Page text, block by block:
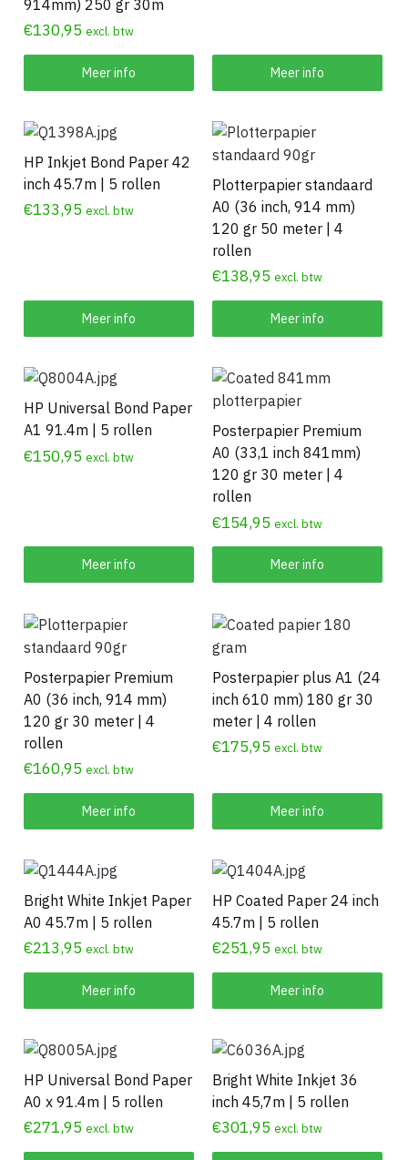
914mm) 250 gr 30m
€130,95 excl. btw
Meer info Meer info
HP Inkjet Bond Paper 42
inch 45.7m | 5 rollen
€133,95 excl. btw
Meer info
Plotterpapier standaard
A0 (36 inch, 914 mm)
120 gr 50 meter | 4
rollen
€138,95 excl. btw
Meer info
HP Universal Bond Paper
A1 91.4m | 5 rollen
€150,95 excl. btw
Meer info
Posterpapier Premium
A0 (33,1 inch 841mm)
120 gr 30 meter | 4
rollen
€154,95 excl. btw
Meer info
Posterpapier Premium
A0 (36 inch, 914 mm)
120 gr 30 meter | 4
rollen
€160,95 excl. btw
Meer info
Posterpapier plus A1 (24
inch 610 mm) 180 gr 30
meter | 4 rollen
€175,95 excl. btw
Meer info
Bright White Inkjet Paper
A0 45.7m | 5 rollen
€213,95 excl. btw
Meer info
HP Coated Paper 24 inch
45.7m | 5 rollen
€251,95 excl. btw
Meer info
HP Universal Bond Paper
A0 x 91.4m | 5 rollen
€271,95 excl. btw
Bright White Inkjet 36
inch 45,7m | 5 rollen
€301,95 excl. btw